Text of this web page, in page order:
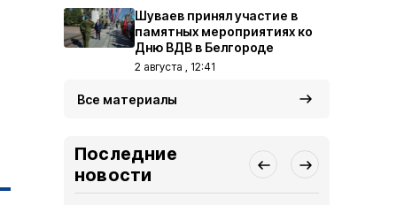
Шуваев принял участие в
памятных мероприятиях ко
Дню ВДВ в Белгороде
2 августа , 12:41
Все материалы
Последние
новости